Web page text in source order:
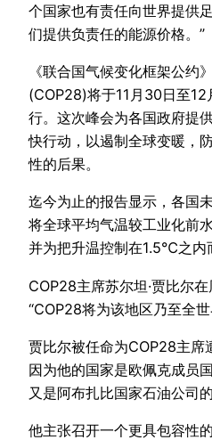
个国家也有责任向世界提供
们提供负责任的能源价格。”
《联合国气候变化框架公约
(COP28)将于11月30日至
行。这次峰会为各国政府提
快行动，以遏制全球变暖，
性的后果。
迄今为止的报告显示，各国
将全球平均气温较工业化前
并为把升温控制在1.5℃之内
COP28主席苏尔坦·贾比尔
“COP28将为该地区乃至全
贾比尔被任命为COP28主席
因为他的国家是欧佩克成员
又是阿布扎比国家石油公司
他主张召开一个更具包容性